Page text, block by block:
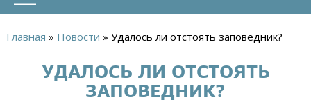
здесь
Главная » Новости » Удалось ли отстоять заповедник?
УДАЛОСЬ ЛИ ОТСТОЯТЬ
ЗАПОВЕДНИК?